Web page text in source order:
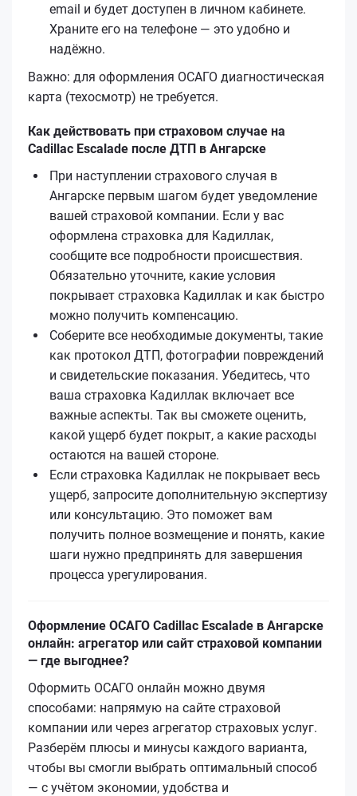
email и будет доступен в личном кабинете.
Храните его на телефоне — это удобно и
надёжно.
Важно: для оформления ОСАГО диагностическая
карта (техосмотр) не требуется.
Как действовать при страховом случае на
Cadillac Escalade после ДТП в Ангарске
При наступлении страхового случая в
Ангарске первым шагом будет уведомление
вашей страховой компании. Если у вас
оформлена страховка для Кадиллак,
сообщите все подробности происшествия.
Обязательно уточните, какие условия
покрывает страховка Кадиллак и как быстро
можно получить компенсацию.
Соберите все необходимые документы, такие
как протокол ДТП, фотографии повреждений
и свидетельские показания. Убедитесь, что
ваша страховка Кадиллак включает все
важные аспекты. Так вы сможете оценить,
какой ущерб будет покрыт, а какие расходы
остаются на вашей стороне.
Если страховка Кадиллак не покрывает весь
ущерб, запросите дополнительную экспертизу
или консультацию. Это поможет вам
получить полное возмещение и понять, какие
шаги нужно предпринять для завершения
процесса урегулирования.
Оформление ОСАГО Cadillac Escalade в Ангарске
онлайн: агрегатор или сайт страховой компании
— где выгоднее?
Оформить ОСАГО онлайн можно двумя
способами: напрямую на сайте страховой
компании или через агрегатор страховых услуг.
Разберём плюсы и минусы каждого варианта,
чтобы вы смогли выбрать оптимальный способ
— с учётом экономии, удобства и